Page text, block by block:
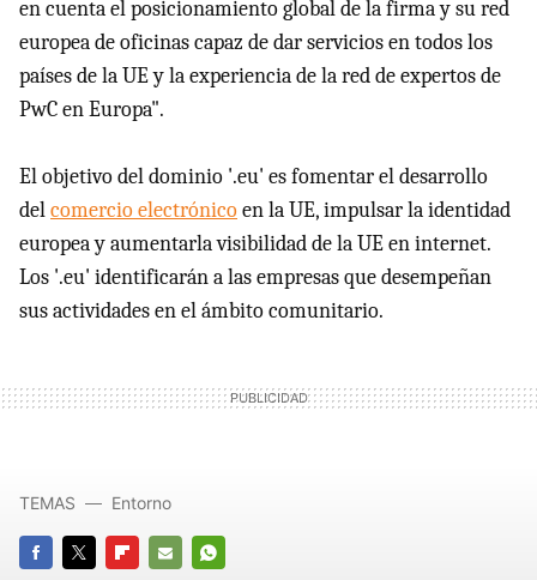
en cuenta el posicionamiento global de la firma y su red
europea de oficinas capaz de dar servicios en todos los
países de la UE y la experiencia de la red de expertos de
PwC en Europa".
El objetivo del dominio '.eu' es fomentar el desarrollo
delcomercio electrónicoen la UE, impulsar la identidad
europea y aumentarla visibilidad de la UE en internet.
Los '.eu' identificarán a las empresas que desempeñan
sus actividades en el ámbito comunitario.
TEMAS Entorno